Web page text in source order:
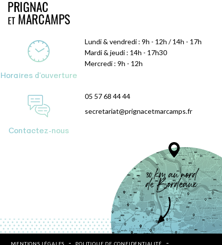
Horaires d'ouverture
Lundi & vendredi : 9h - 12h / 14h - 17h
Mardi & jeudi : 14h - 17h30
Mercredi : 9h - 12h
Contactez-nous
05 57 68 44 44
secretariat@prignacetmarcamps.fr
MENTIONS LÉGALES POLITIQUE DE CONFIDENTIALITÉ